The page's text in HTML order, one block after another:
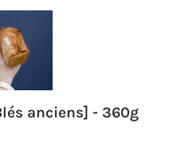
anciens] - 360g